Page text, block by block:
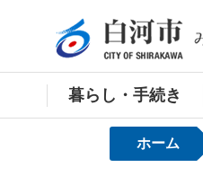
暮らし・手続き
ホーム